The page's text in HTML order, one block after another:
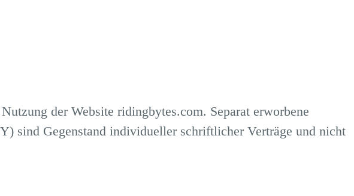
der Website ridingbytes.com. Separat erworbene
sind Gegenstand individueller schriftlicher Verträge und nicht